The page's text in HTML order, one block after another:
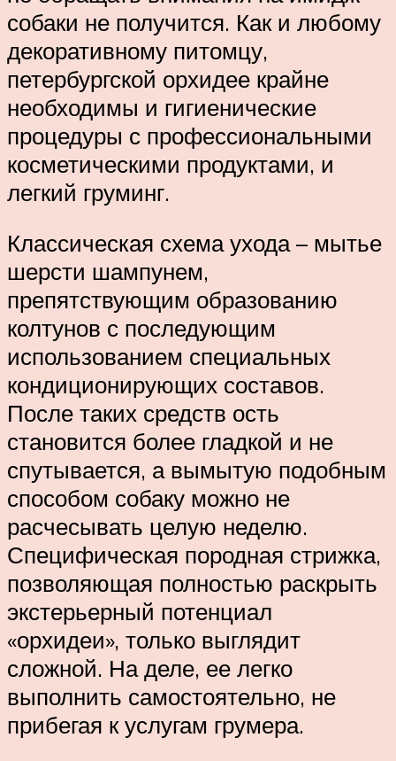
собаки не получится. Как и любому
декоративному питомцу,
петербургской орхидее крайне
необходимы и гигиенические
процедуры с профессиональными
косметическими продуктами, и
легкий груминг.
Классическая схема ухода – мытье
шерсти шампунем,
препятствующим образованию
колтунов с последующим
использованием специальных
кондиционирующих составов.
После таких средств ость
становится более гладкой и не
спутывается, а вымытую подобным
способом собаку можно не
расчесывать целую неделю.
Специфическая породная стрижка,
позволяющая полностью раскрыть
экстерьерный потенциал
«орхидеи», только выглядит
сложной. На деле, ее легко
выполнить самостоятельно, не
прибегая к услугам грумера.